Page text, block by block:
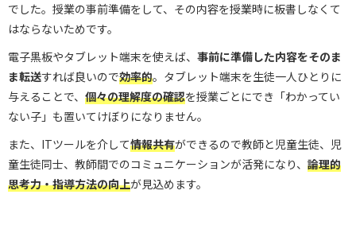
でした。授業の事前準備をして、その内容を授業時に板書しなくて
はならないためです。
電子黒板やタブレット端末を使えば、 事前に準備した内容をそのま
ま転送すれば良いので効率的。タブレット端末を生徒一人ひとりに
与えることで、 個々の理解度の確認を授業ごとにでき「わかってい
ない子」も置いてけぼりになりません。
また、ITツールを介して情報共有ができるので教師と児童生徒、児
童生徒同士、教師間でのコミュニケーションが活発になり、 論理的
思考力・指導方法の向上が見込めます。